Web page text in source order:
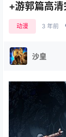
+游郭篇高
动漫 3 年前
沙皇